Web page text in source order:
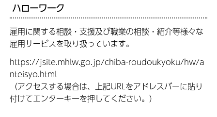
ハローワーク
雇用に関する相談・支援及び職業の相談・紹介等様々な
雇用サービスを取り扱っています。
https://jsite.mhlw.go.jp/chiba-roudoukyoku/hw/a
nteisyo.html
（アクセスする場合は、上記URLをアドレスバーに貼り
付けてエンターキーを押してください。）